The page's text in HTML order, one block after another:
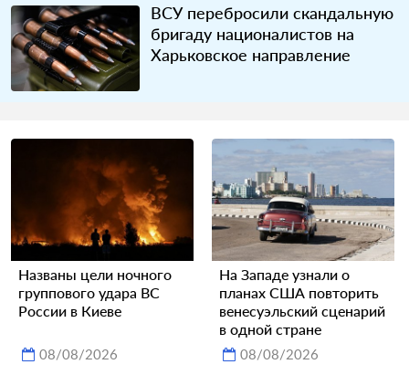
ВСУ перебросили скандальную
бригаду националистов на
Харьковское направление
Названы цели ночного
группового удара ВС
России в Киеве
08/08/2026
На Западе узнали о
планах США повторить
венесуэльский сценарий
в одной стране
08/08/2026